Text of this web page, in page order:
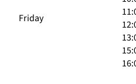
Friday